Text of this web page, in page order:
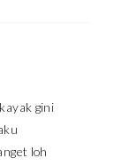
gini
loh